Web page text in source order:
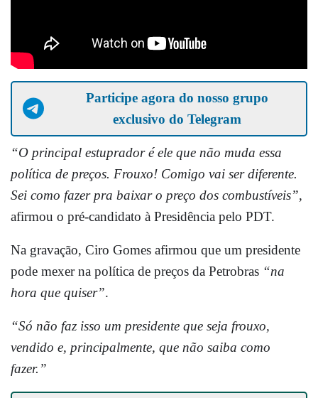
Participe agora do nosso grupo
exclusivo do Telegram
“O principal estuprador é ele que não muda essa
política de preços. Frouxo! Comigo vai ser diferente.
Sei como fazer pra baixar o preço dos combustíveis”,
afirmou o pré-candidato à Presidência pelo PDT.
Na gravação, Ciro Gomes afirmou que um presidente
pode mexer na política de preços da Petrobras “na
hora que quiser”.
“Só não faz isso um presidente que seja frouxo,
vendido e, principalmente, que não saiba como
fazer.”